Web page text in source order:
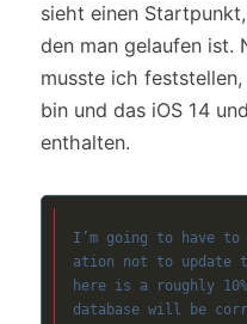
sieht einen
den man gelaufen ist.
musste ich
bin und das iOS 14
enthalten.
I’m going to have to
ation not to update
here is a roughly
database will be